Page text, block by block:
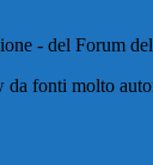
- del Forum
da fonti molto